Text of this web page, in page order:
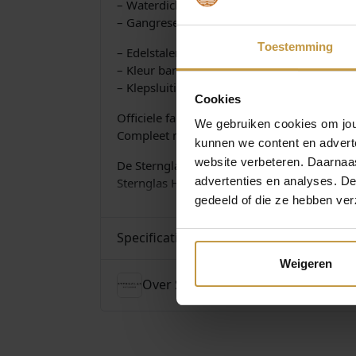
Toestemming
Cookies
We gebruiken cookies om
kunnen we content en
website verbeteren.
advertenties en analyses.
gedeeld of die ze hebben
Weigeren
– Waterdichtheid: 5 ATM
– Gangreserve: 42 uur
– Edelstalen milanese band
– Kleur band: zilver
– Klepsluiting
Officiele fabrieksgarantie 2 jaar
Compleet met luxe Sternglas Watch-Box
De Sternglas horloge collectie wordt
Sternglas Horloges bij
Specificaties
Over Sternglas